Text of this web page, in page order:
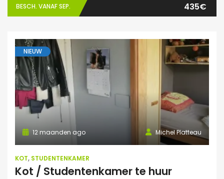
BESCH. VANAF SEP. 435€
NIEUW
Michel Platteau
12 maanden ago
KOT, STUDENTENKAMER
Kot / Studentenkamer te huur